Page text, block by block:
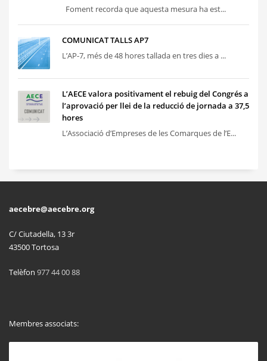
Foment recorda que aquesta mesura ha est...
COMUNICAT TALLS AP7
L’AP-7, més de 48 hores tallada en tres dies a ...
L’AECE valora positivament el rebuig del Congrés a
l’aprovació per llei de la reducció de jornada a 37,5
hores
L’Associació d’Empreses de les Comarques de l’E...
aecebre@aecebre.org
C/ Ciutadella, 13 3r
43500 Tortosa
Telèfon 977 44 00 88
Membres associats: